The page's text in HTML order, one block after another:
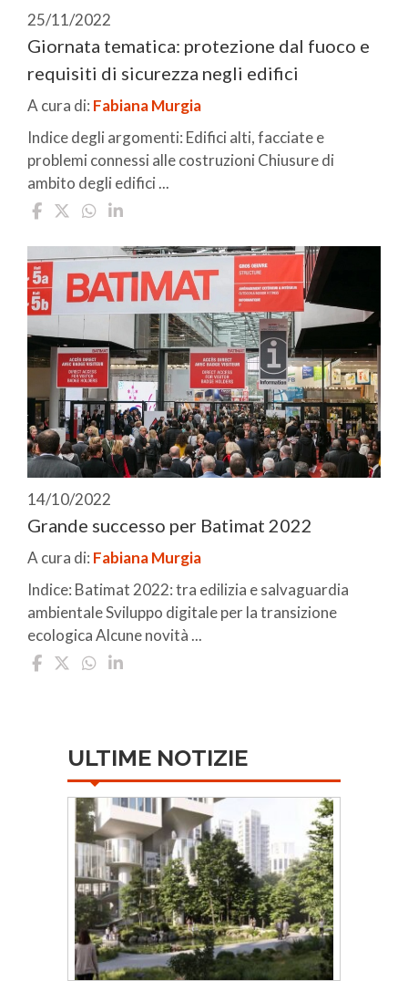
25/11/2022
Giornata tematica: protezione dal fuoco e
requisiti di sicurezza negli edifici
A cura di: Fabiana Murgia
Indice degli argomenti: Edifici alti, facciate e
problemi connessi alle costruzioni Chiusure di
ambito degli edifici ...
14/10/2022
Grande successo per Batimat 2022
A cura di: Fabiana Murgia
Indice: Batimat 2022: tra edilizia e salvaguardia
ambientale Sviluppo digitale per la transizione
ecologica Alcune novità ...
ULTIME NOTIZIE